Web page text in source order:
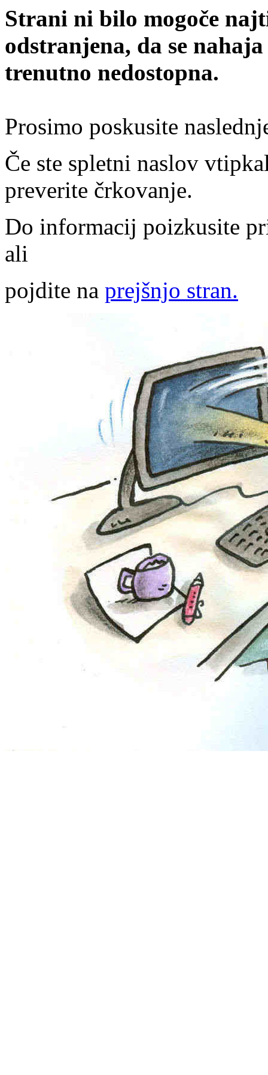
Strani ni bilo mogoče
odstranjena, da se
trenutno nedostopna.
Prosimo poskusite
Če ste spletni naslov
preverite črkovanje.
Do informacij poizkusite
ali
pojdite na prejšnjo stran.